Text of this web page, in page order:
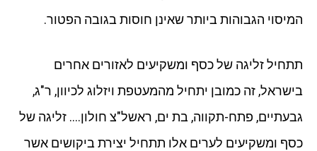
המיסוי הגבוהות ביותר שאינן חוסות בגובה הפטור.
תתחיל זליגה של כסף ומשקיעים לאזורים אחרים
בישראל, זה כמובן יתחיל מהמעטפת ויזלוג לכיוון, ר"ג,
גבעתיים, פתח-תקווה, בת ים, ראשל"צ חולון…. זליגה של
כסף ומשקיעים לערים אלו תתחיל יצירת ביקושים אשר